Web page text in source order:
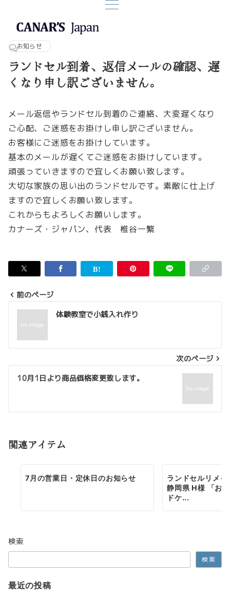
お知らせ
ランドセル到着、返信メールの確認、遅
くなり申し訳ございません。
メール返信やランドセル到着のご連絡、大変遅くなり
ご心配、ご迷惑をお掛けし申し訳ございません。
お客様にご迷惑をお掛けしています。
基本のメールが遅くてご迷惑をお掛けしています。
頑張っていきますので宜しくお願い致します。
大切な家族の思い出のランドセルです。素敵に仕上げ
ますので宜しくお願い致します。
これからもよろしくお願いします。
カナーズ・ジャパン、代表 椎谷一繁
投
ナ
ビ
ゲ
シ
ン
前のページ
体験教室で小銭入れ作り
次のページ
10月1日より商品価格変更致します。
関連アイテム
7月の営業日・定休日のお知らせ
ランドセルリメ
静岡県 H様 「お
ドケ...
検索
検索
最近の投稿